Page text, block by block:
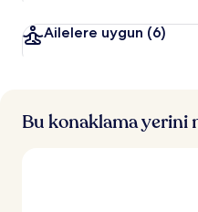
Ailelere uygun (6)
Bu konaklama yerini